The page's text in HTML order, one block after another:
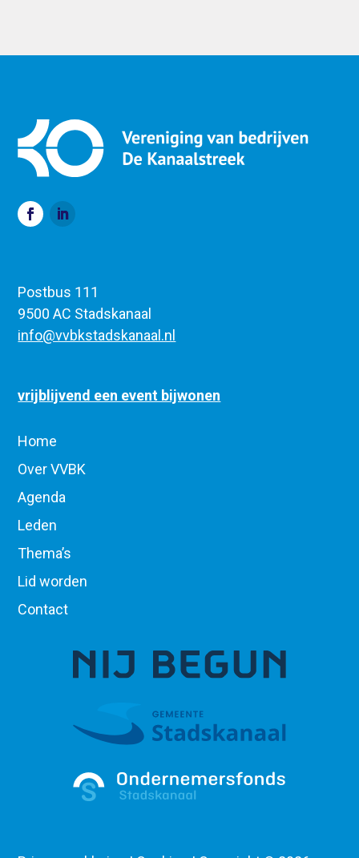
Postbus 111
9500 AC Stadskanaal
info@vvbkstadskanaal.nl
vrijblijvend een event bijwonen
Home
Over VVBK
Agenda
Leden
Thema’s
Lid worden
Contact